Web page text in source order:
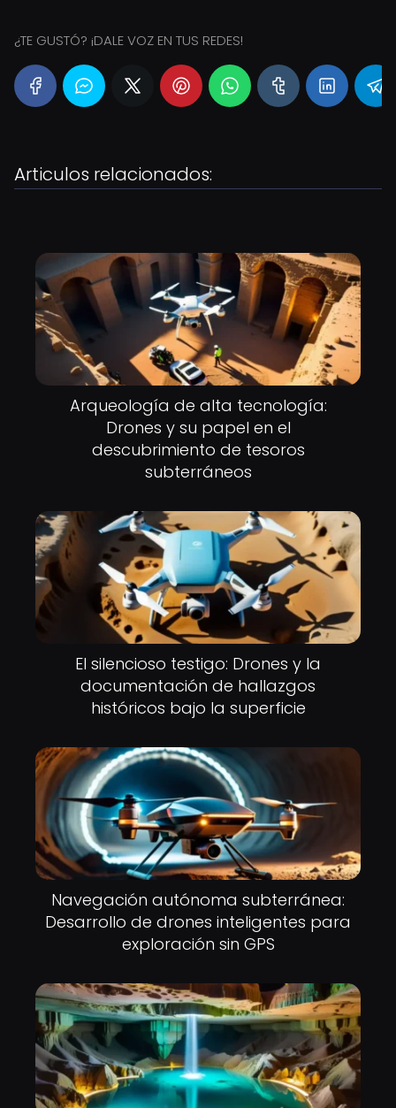
¿TE GUSTÓ? ¡DALE VOZ EN TUS REDES!
Articulos relacionados:
Arqueología de alta tecnología:
Drones y su papel en el
descubrimiento de tesoros
subterráneos
El silencioso testigo: Drones y la
documentación de hallazgos
históricos bajo la superficie
Navegación autónoma subterránea:
Desarrollo de drones inteligentes para
exploración sin GPS